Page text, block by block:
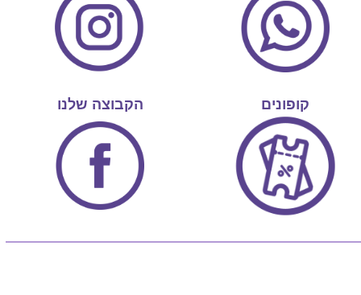
קופונים הקבוצה שלנו